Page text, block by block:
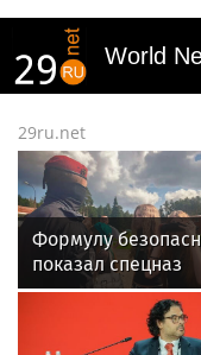
World
29ru.net
Формулу
показал спецназ
Росгвардии юным
Свердловской